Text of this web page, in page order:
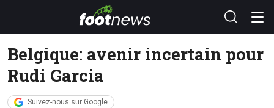
Belgique: avenir incertain pour
Rudi Garcia
Suivez-nous sur Google